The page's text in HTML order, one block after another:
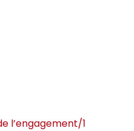
l’engagement/1